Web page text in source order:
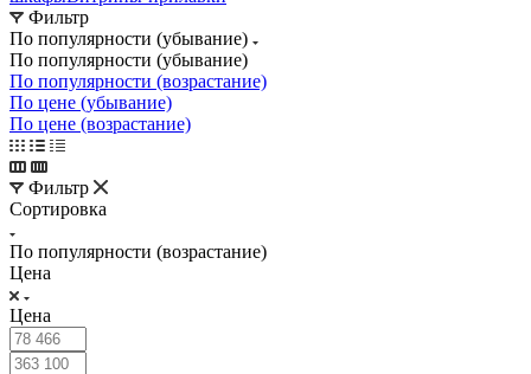
Фильтр
По популярности (убывание)
По популярности (убывание)
По популярности (возрастание)
По цене (убывание)
По цене (возрастание)
Фильтр
Сортировка
По популярности (возрастание)
Цена
Цена